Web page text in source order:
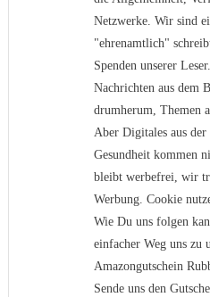
Netzwerke. Wir sind
"ehrenamtlich"
Spenden unserer
Nachrichten aus dem
drumherum, Themen
Aber Digitales aus
Gesundheit kommen
bleibt werbefrei, wir
Werbung. Cookie
Wie Du uns folgen
einfacher Weg uns zu
Amazongutschein
Sende uns den